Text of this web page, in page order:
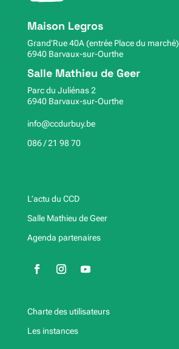
Maison Legros
Grand’Rue 40A (entrée Place du marché)
6940 Barvaux-sur-Ourthe
Salle Mathieu de Geer
Parc du Juliénas 2
6940 Barvaux-sur-Ourthe
info@ccdurbuy.be
086 / 21 98 70
L’actu du CCD
Salle Mathieu de Geer
Agenda partenaires
Charte des utilisateurs
Les instances